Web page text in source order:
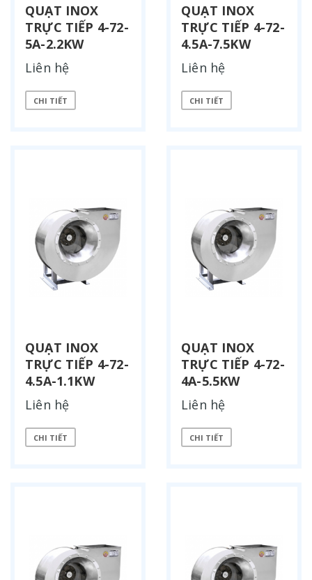
QUẠT INOX
TRỰC TIẾP 4-72-
5A-2.2KW
Liên hệ
CHI TIẾT
QUẠT INOX
TRỰC TIẾP 4-72-
4.5A-7.5KW
Liên hệ
CHI TIẾT
QUẠT INOX
TRỰC TIẾP 4-72-
4.5A-1.1KW
Liên hệ
CHI TIẾT
QUẠT INOX
TRỰC TIẾP 4-72-
4A-5.5KW
Liên hệ
CHI TIẾT